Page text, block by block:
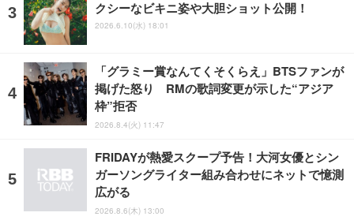
クシーなビキニ姿や大胆ショット公開！
2026.6.10(水) 18:01
「グラミー賞なんてくそくらえ」BTSファンが
掲げた怒り RMの歌詞変更が示した“アジア
枠”拒否
2026.8.4(火) 11:47
FRIDAYが熱愛スクープ予告！大河女優とシン
ガーソングライター組み合わせにネットで憶測
広がる
2026.8.6(木) 13:00